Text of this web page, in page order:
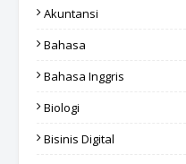
Akuntansi
Bahasa
Bahasa Inggris
Biologi
Bisinis Digital